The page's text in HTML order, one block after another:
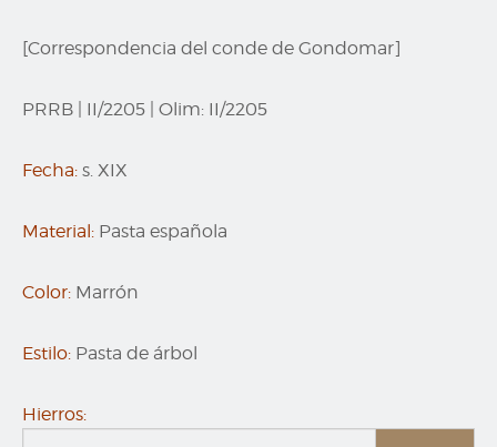
[Correspondencia del conde de Gondomar]
PRRB II/2205 Olim: II/2205
Fecha: s. XIX
Material: Pasta española
Color: Marrón
Estilo: Pasta de árbol
Hierros: